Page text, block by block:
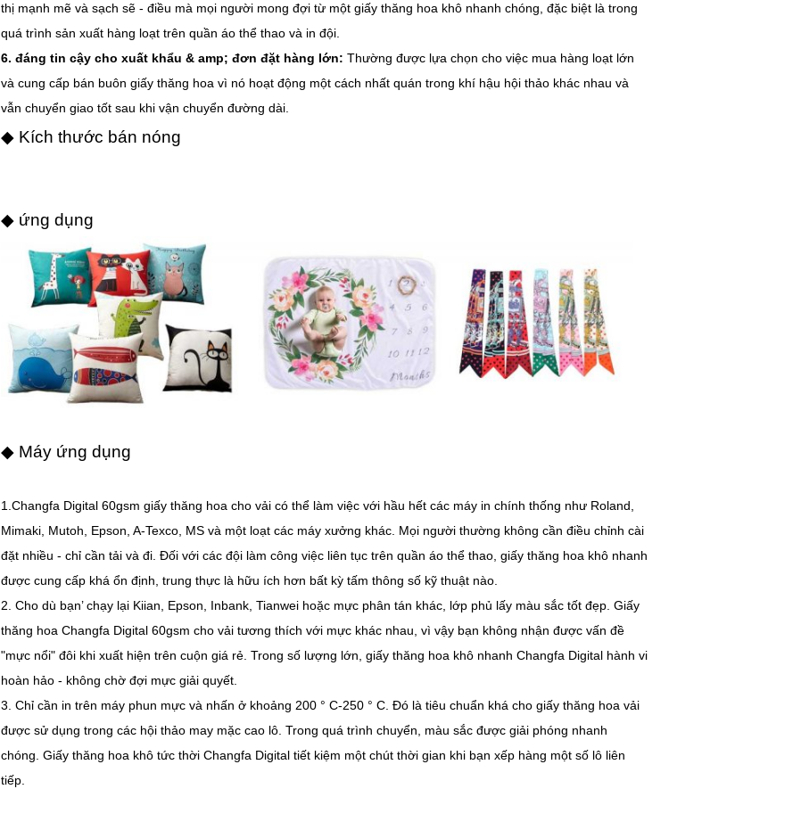
thị mạnh mẽ và sạch sẽ - điều mà mọi người mong đợi từ một giấy thăng hoa khô nhanh chóng, đặc biệt là trong
quá trình sản xuất hàng loạt trên quần áo thể thao và in đội.
6. đáng tin cậy cho xuất khẩu & amp; đơn đặt hàng lớn: Thường được lựa chọn cho việc mua hàng loạt lớn
và cung cấp bán buôn giấy thăng hoa vì nó hoạt động một cách nhất quán trong khí hậu hội thảo khác nhau và
vẫn chuyển giao tốt sau khi vận chuyển đường dài.
◆ Kích thước bán nóng
◆ ứng dụng
◆ Máy ứng dụng
1.Changfa Digital 60gsm giấy thăng hoa cho vải có thể làm việc với hầu hết các máy in chính thống như Roland,
Mimaki, Mutoh, Epson, A-Texco, MS và một loạt các máy xưởng khác. Mọi người thường không cần điều chỉnh cài
đặt nhiều - chỉ cần tải và đi. Đối với các đội làm công việc liên tục trên quần áo thể thao, giấy thăng hoa khô nhanh
được cung cấp khá ổn định, trung thực là hữu ích hơn bất kỳ tấm thông số kỹ thuật nào.
2. Cho dù bạn’ chạy lại Kiian, Epson, Inbank, Tianwei hoặc mực phân tán khác, lớp phủ lấy màu sắc tốt đẹp. Giấy
thăng hoa Changfa Digital 60gsm cho vải tương thích với mực khác nhau, vì vậy bạn không nhận được vấn đề
"mực nổi" đôi khi xuất hiện trên cuộn giá rẻ. Trong số lượng lớn, giấy thăng hoa khô nhanh Changfa Digital hành vi
hoàn hảo - không chờ đợi mực giải quyết.
3. Chỉ cần in trên máy phun mực và nhấn ở khoảng 200 ° C-250 ° C. Đó là tiêu chuẩn khá cho giấy thăng hoa vải
được sử dụng trong các hội thảo may mặc cao lô. Trong quá trình chuyển, màu sắc được giải phóng nhanh
chóng. Giấy thăng hoa khô tức thời Changfa Digital tiết kiệm một chút thời gian khi bạn xếp hàng một số lô liên
tiếp.